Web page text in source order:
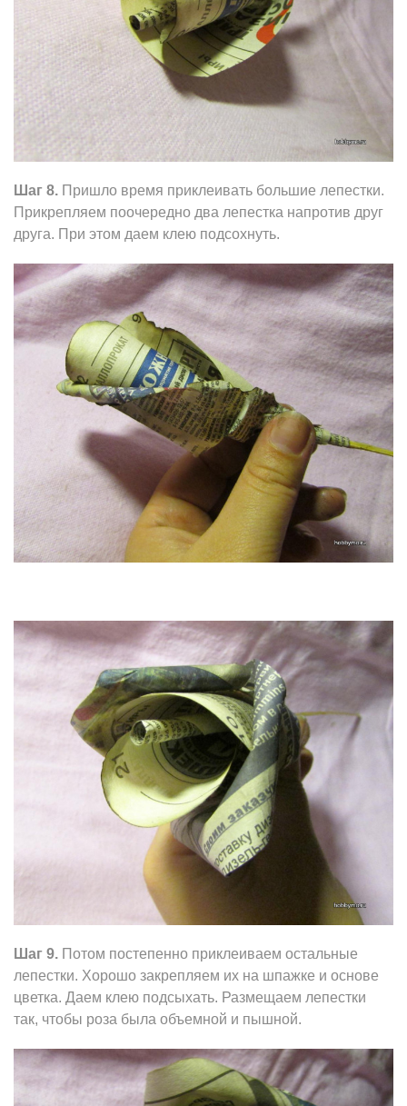
Шаг 8. Пришло время приклеивать большие лепестки.
Прикрепляем поочередно два лепестка напротив друг
друга. При этом даем клею подсохнуть.
Шаг 9. Потом постепенно приклеиваем остальные
лепестки. Хорошо закрепляем их на шпажке и основе
цветка. Даем клею подсыхать. Размещаем лепестки
так, чтобы роза была объемной и пышной.